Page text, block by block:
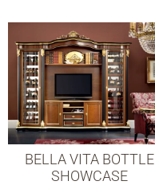
BELLA VITA BOTTLE
SHOWCASE